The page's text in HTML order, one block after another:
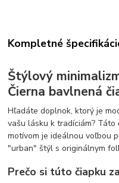
Kompletné
Štýlový
Čierna bavlnená
Hľadáte doplnok, ktorý je
vašu lásku k tradíciám? Táto
motívom je ideálnou voľbou
"urban" štýl s originálnym
Prečo si túto čiapku